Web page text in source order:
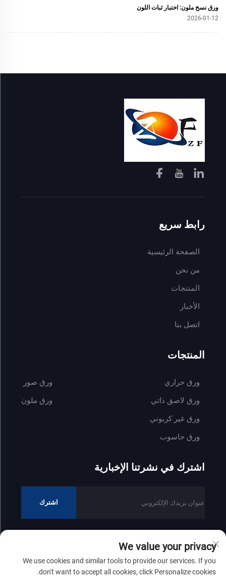
ورق نسخ ملون: اختبار ثبات اللون
2026-01-12
رابط سريع
الصفحة الرئيسية
من نحن
المنتجات
الأخبار
اتصل بنا
المنتجات
ورق حراري
ورق لاصق ذاتي
ورق غير كربوني
ورق حاسوب
ورق صور
ورق ملون
اشترك في نشرتنا الإخبارية
اشترك
جميع الحقوق محفوظة © 2025 لشركة شاندونغ زينفونغ للصناعات الورقية
المحدودةسياسة الخصوصية
We value your privacy
We use cookies and similar tools to provide our services. If you
don't want to accept all cookies, click Personalize cookies.